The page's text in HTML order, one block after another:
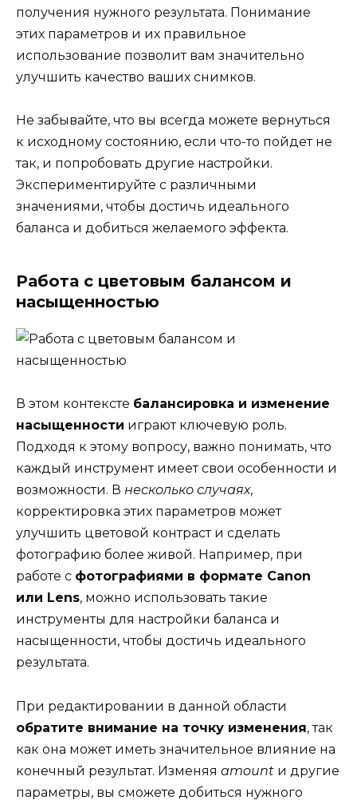
получения нужного результата. Понимание
этих параметров и их правильное
использование позволит вам значительно
улучшить качество ваших снимков.
Не забывайте, что вы всегда можете вернуться
к исходному состоянию, если что-то пойдет не
так, и попробовать другие настройки.
Экспериментируйте с различными
значениями, чтобы достичь идеального
баланса и добиться желаемого эффекта.
Работа с цветовым балансом и
насыщенностью
В этом контексте балансировка и изменение
насыщенности играют ключевую роль.
Подходя к этому вопросу, важно понимать, что
каждый инструмент имеет свои особенности и
возможности. В несколько случаях,
корректировка этих параметров может
улучшить цветовой контраст и сделать
фотографию более живой. Например, при
работе с фотографиями в формате Canon
или Lens, можно использовать такие
инструменты для настройки баланса и
насыщенности, чтобы достичь идеального
результата.
При редактировании в данной области
обратите внимание на точку изменения, так
как она может иметь значительное влияние на
конечный результат. Изменяя amount и другие
параметры, вы сможете добиться нужного